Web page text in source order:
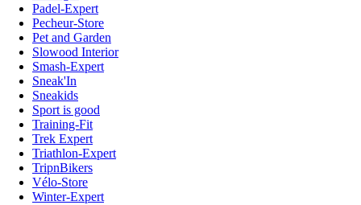
Padel-Expert
Pecheur-Store
Pet and Garden
Slowood Interior
Smash-Expert
Sneak'In
Sneakids
Sport is good
Training-Fit
Trek Expert
Triathlon-Expert
TripnBikers
Vélo-Store
Winter-Expert